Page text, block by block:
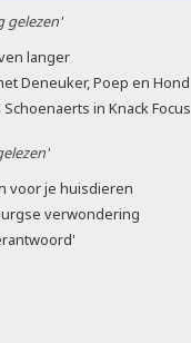
gelezen'
langer
Deneuker, Poep en Hond
Schoenaerts in Knack Focus
voor je huisdieren
verwondering